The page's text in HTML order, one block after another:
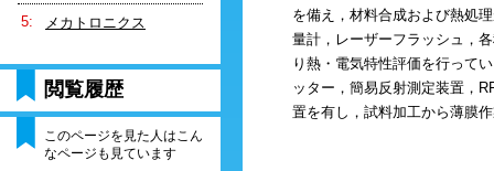
メカトロニクス
閲覧履歴
このページを見た人はこん
なページも見ています
を備え，材料合成および熱処
量計，レーザーフラッシュ，
り熱・電気特性評価を行って
ッター，簡易反射測定装置，
置を有し，試料加工から薄膜